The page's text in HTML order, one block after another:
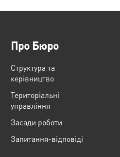
Про Бюро
Структура та
керівництво
Територіальні
управління
Засади роботи
Запитання-відповіді